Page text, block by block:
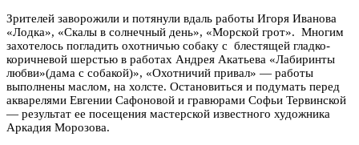
Зрителей заворожили и потянули вдаль работы Игоря Иванова
«Лодка», «Скалы в солнечный день», «Морской грот». Многим
захотелось погладить охотничью собаку с блестящей гладко-
коричневой шерстью в работах Андрея Акатьева «Лабиринты
любви»(дама с собакой)», «Охотничий привал» — работы
выполнены маслом, на холсте. Остановиться и подумать перед
акварелями Евгении Сафоновой и гравюрами Софьи Тервинской
— результат ее посещения мастерской известного художника
Аркадия Морозова.